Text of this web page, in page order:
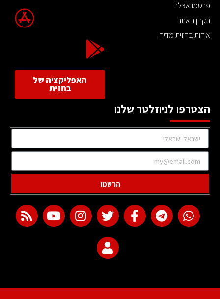
פרסמו אצלנו
תקנון האתר
אודות בחזית מדיה
האפליקציה של
בחזית
הצטרפו לניוזלטר שלנו
הרשמו